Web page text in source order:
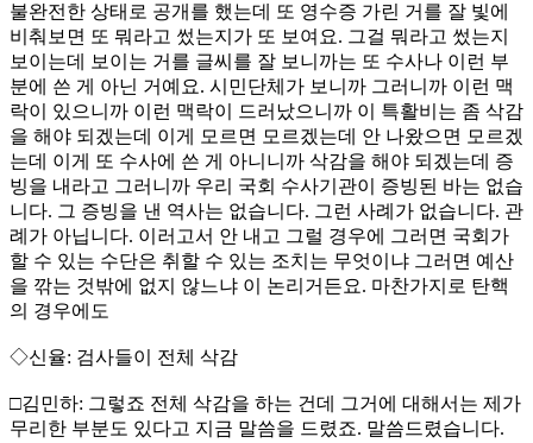
불완전한 상태로 공개를 했는데 또 영수증 가린 거를 잘 빛에
비춰보면 또 뭐라고 썼는지가 또 보여요. 그걸 뭐라고 썼는지
보이는데 보이는 거를 글씨를 잘 보니까는 또 수사나 이런 부
분에 쓴 게 아닌 거예요. 시민단체가 보니까 그러니까 이런 맥
락이 있으니까 이런 맥락이 드러났으니까 이 특활비는 좀 삭감
을 해야 되겠는데 이게 모르면 모르겠는데 안 나왔으면 모르겠
는데 이게 또 수사에 쓴 게 아니니까 삭감을 해야 되겠는데 증
빙을 내라고 그러니까 우리 국회 수사기관이 증빙된 바는 없습
니다. 그 증빙을 낸 역사는 없습니다. 그런 사례가 없습니다. 관
례가 아닙니다. 이러고서 안 내고 그럴 경우에 그러면 국회가
할 수 있는 수단은 취할 수 있는 조치는 무엇이냐 그러면 예산
을 깎는 것밖에 없지 않느냐 이 논리거든요. 마찬가지로 탄핵
의 경우에도
◇신율: 검사들이 전체 삭감
□김민하: 그렇죠 전체 삭감을 하는 건데 그거에 대해서는 제가
무리한 부분도 있다고 지금 말씀을 드렸죠. 말씀드렸습니다.